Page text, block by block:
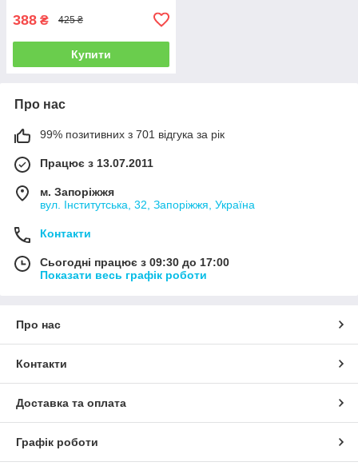
388 ₴ 425 ₴
Купити
Про нас
99% позитивних з 701 відгука за рік
Працює з 13.07.2011
м. Запоріжжя
вул. Інститутська, 32, Запоріжжя, Україна
Контакти
Сьогодні працює з 09:30 до 17:00
Показати весь графік роботи
Про нас
Контакти
Доставка та оплата
Графік роботи